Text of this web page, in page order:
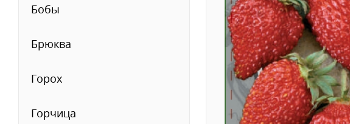
Бобы
Брюква
Горох
Горчица